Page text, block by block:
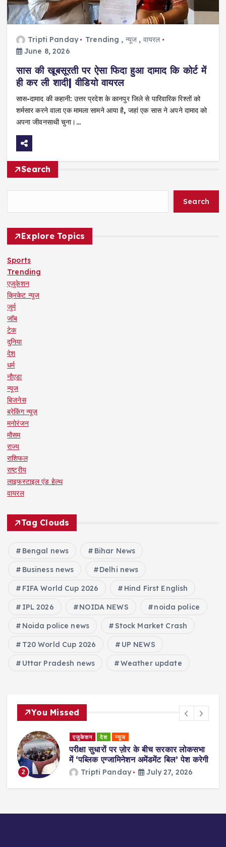
Tripti Panday Trending , न्यूज , वायरल
June 8, 2026
सास की खूबसूरती पर ऐसा फिदा हुआ दामाद कि कोर्ट में
ही कर ली शादी| वीडियो वायरल
सास-दामाद की कहानी: उत्तर प्रदेश के कानपुर जिले से पारिवारिक रिश्तों को
शर्मसार करने वाला एक मामला सामने आया है, जहां एक सास ने अपने दामाद को
अपना जीवनसाथी चुना।…
Search
Search
Explore Topics
Sports
Trending
एजुकेशन
क्रिकेट न्यूज
जुर्म
जॉब
टेक
दुनिया
देश
धर्म
नौएडा
न्यूज
बिजनेस
ब्रेकिंग न्यूज़
मनोरंजन
मौसम
राज्य
राशिफल
राष्ट्रीय
लाइफस्टाइल एंड हेल्थ
वायरल
Tag Clouds
Bengal news Bihar News
Business news Delhi news
FIFA World Cup 2026 Hind First English
IPL 2026 NOIDA NEWS noida police
Noida police news Stock Market Crash
T20 World Cup 2026 UP NEWS
Uttar Pradesh news Weather update
You Missed
2
एजुकेशन देश न्यूज
परीक्षा सुधारों पर ज़ोर के बीच सरकार लोकसभा
में ‘पब्लिक एग्जामिनेशन अमेंडमेंट बिल’ पेश करेगी
Tripti Panday July 27, 2026